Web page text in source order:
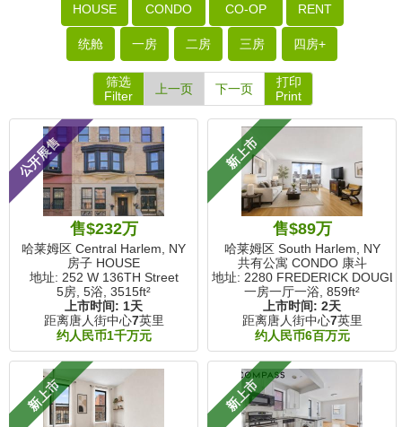
HOUSE
CONDO
CO-OP
RENT
统舱 一房 二房 三房 四房+
筛选
Filter
上一页 下一页
打印
Print
公开展售
售$232万
哈莱姆区 Central Harlem, NY
房子 HOUSE
地址: 252 W 136TH Street
5房, 5浴, 3515ft²
上市时间: 1天
距离唐人街中心7英里
约人民币1千万元
新上市
售$89万
哈莱姆区 South Harlem, NY
共有公寓 CONDO 康斗
地址: 2280 FREDERICK
一房一厅一浴, 859ft²
上市时间: 2天
距离唐人街中心7英里
约人民币6百万元
新上市 新上市